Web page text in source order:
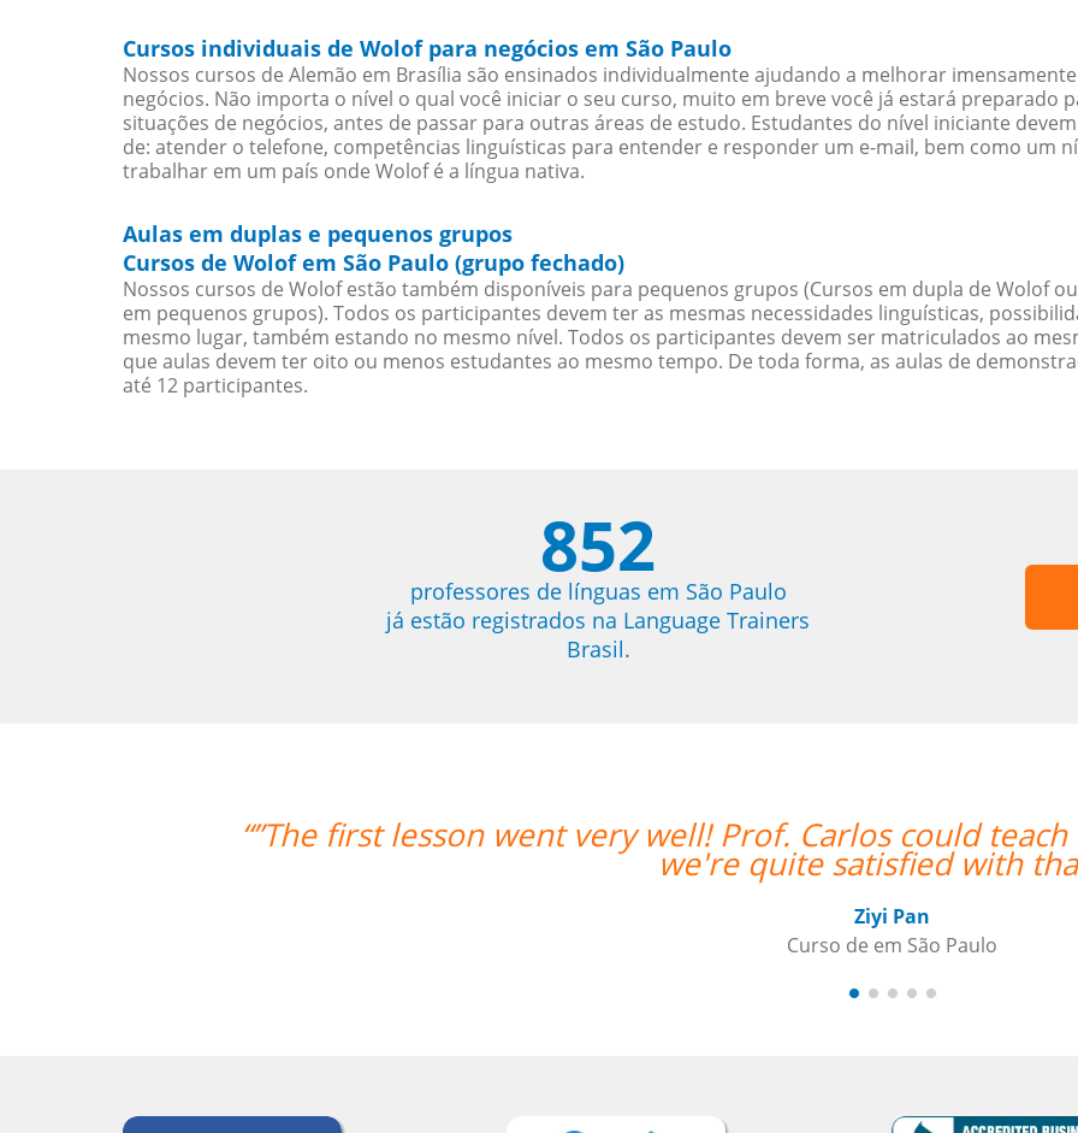
Cursos individuais de Wolof para negócios em São Paulo
Nossos cursos de Alemão em Brasília são ensinados individualmente ajudando a melhorar
negócios. Não importa o nível o qual você iniciar o seu curso, muito em breve você já estará preparado
situações de negócios, antes de passar para outras áreas de estudo. Estudantes do nível iniciante
de: atender o telefone, competências linguísticas para entender e responder um e-mail, bem como um
trabalhar em um país onde Wolof é a língua nativa.
Aulas em duplas e pequenos grupos
Cursos de Wolof em São Paulo (grupo fechado)
Nossos cursos de Wolof estão também disponíveis para pequenos grupos (Cursos em dupla de Wolof
em pequenos grupos). Todos os participantes devem ter as mesmas necessidades linguísticas,
mesmo lugar, também estando no mesmo nível. Todos os participantes devem ser matriculados ao
que aulas devem ter oito ou menos estudantes ao mesmo tempo. De toda forma, as aulas de
até 12 participantes.
852
professores de línguas em São Paulo
já estão registrados na Language Trainers
Brasil.
well! Prof. Carlos could teach both in Chinese and English and